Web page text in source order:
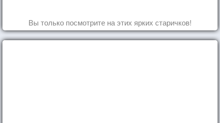
Вы только посмотрите на этих ярких старичков!